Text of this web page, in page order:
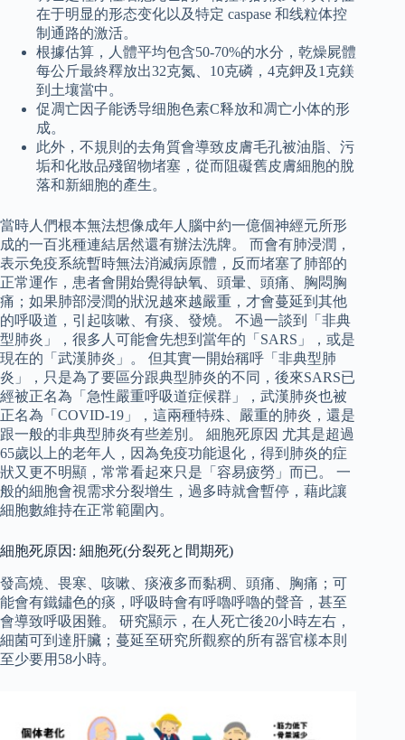
在于明显的形态变化以及特定 caspase 和线粒体控
制通路的激活。
根據估算，人體平均包含50-70%的水分，乾燥屍體
每公斤最終釋放出32克氮、10克磷，4克鉀及1克鎂
到土壤當中。
促凋亡因子能诱导细胞色素C释放和凋亡小体的形
成。
此外，不規則的去角質會導致皮膚毛孔被油脂、污
垢和化妝品殘留物堵塞，從而阻礙舊皮膚細胞的脫
落和新細胞的產生。
當時人們根本無法想像成年人腦中約一億個神經元所形
成的一百兆種連結居然還有辦法洗牌。 而會有肺浸潤，
表示免疫系統暫時無法消滅病原體，反而堵塞了肺部的
正常運作，患者會開始覺得缺氧、頭暈、頭痛、胸悶胸
痛；如果肺部浸潤的狀況越來越嚴重，才會蔓延到其他
的呼吸道，引起咳嗽、有痰、發燒。 不過一談到「非典
型肺炎」，很多人可能會先想到當年的「SARS」，或是
現在的「武漢肺炎」。 但其實一開始稱呼「非典型肺
炎」，只是為了要區分跟典型肺炎的不同，後來SARS已
經被正名為「急性嚴重呼吸道症候群」，武漢肺炎也被
正名為「COVID-19」，這兩種特殊、嚴重的肺炎，還是
跟一般的非典型肺炎有些差別。 細胞死原因 尤其是超過
65歲以上的老年人，因為免疫功能退化，得到肺炎的症
狀又更不明顯，常常看起來只是「容易疲勞」而已。 一
般的細胞會視需求分裂增生，過多時就會暫停，藉此讓
細胞數維持在正常範圍內。
細胞死原因: 細胞死(分裂死と間期死)
發高燒、畏寒、咳嗽、痰液多而黏稠、頭痛、胸痛；可
能會有鐵鏽色的痰，呼吸時會有呼嚕呼嚕的聲音，甚至
會導致呼吸困難。 研究顯示，在人死亡後20小時左右，
細菌可到達肝臟；蔓延至研究所觀察的所有器官樣本則
至少要用58小時。